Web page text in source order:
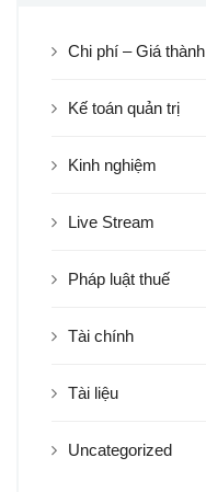
Chi phí – Giá thành
Kế toán quản trị
Kinh nghiệm
Live Stream
Pháp luật thuế
Tài chính
Tài liệu
Uncategorized